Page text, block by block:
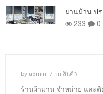
ม่านม้วน ป
233
0
by admin in สินค้า
ร้านผ้าม่าน จำหน่าย และติ